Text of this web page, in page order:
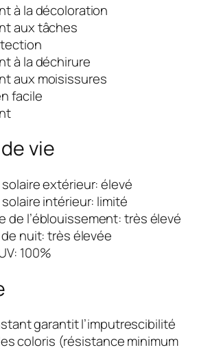
à la décoloration
aux tâches
à la déchirure
aux moisissures
facile
vie
extérieur: élevé
intérieur: limité
de l’éblouissement: très élevé
nuit: très élevée
100%
garantit l’imputrescibilité
coloris (résistance minimum